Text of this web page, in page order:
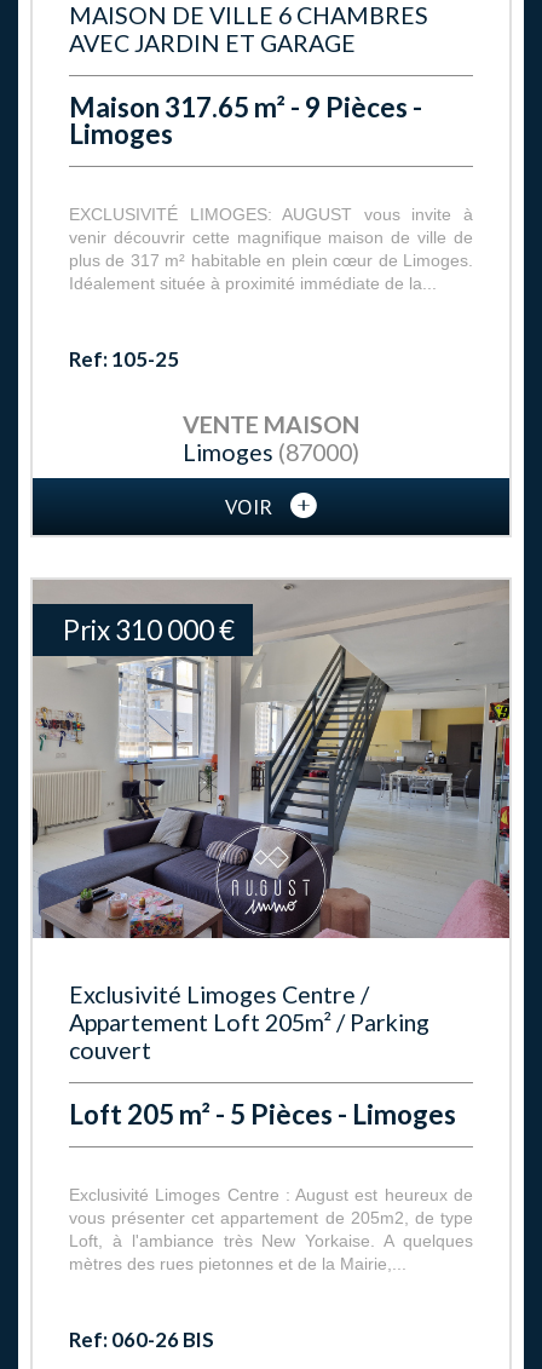
MAISON DE VILLE 6 CHAMBRES
AVEC JARDIN ET GARAGE
Maison 317.65 m² - 9 Pièces -
Limoges
EXCLUSIVITÉ LIMOGES: AUGUST vous invite à
venir découvrir cette magnifique maison de ville de
plus de 317 m² habitable en plein cœur de Limoges.
Idéalement située à proximité immédiate de la...
Ref: 105-25
VENTE MAISON
Limoges (87000)
VOIR
Prix310 000€
Exclusivité Limoges Centre /
Appartement Loft 205m² / Parking
couvert
Loft 205 m² - 5 Pièces - Limoges
Exclusivité Limoges Centre : August est heureux de
vous présenter cet appartement de 205m2, de type
Loft, à l'ambiance très New Yorkaise. A quelques
mètres des rues pietonnes et de la Mairie,...
Ref: 060-26 BIS